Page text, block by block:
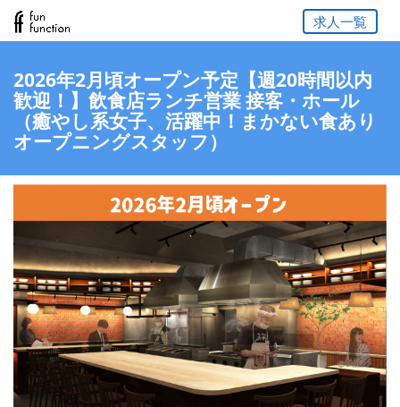
求人一覧
2026年2月頃オープン予定【週20時間以内
歓迎！】飲食店ランチ営業 接客・ホール
（癒やし系女子、活躍中！まかない食あり
オープニングスタッフ）